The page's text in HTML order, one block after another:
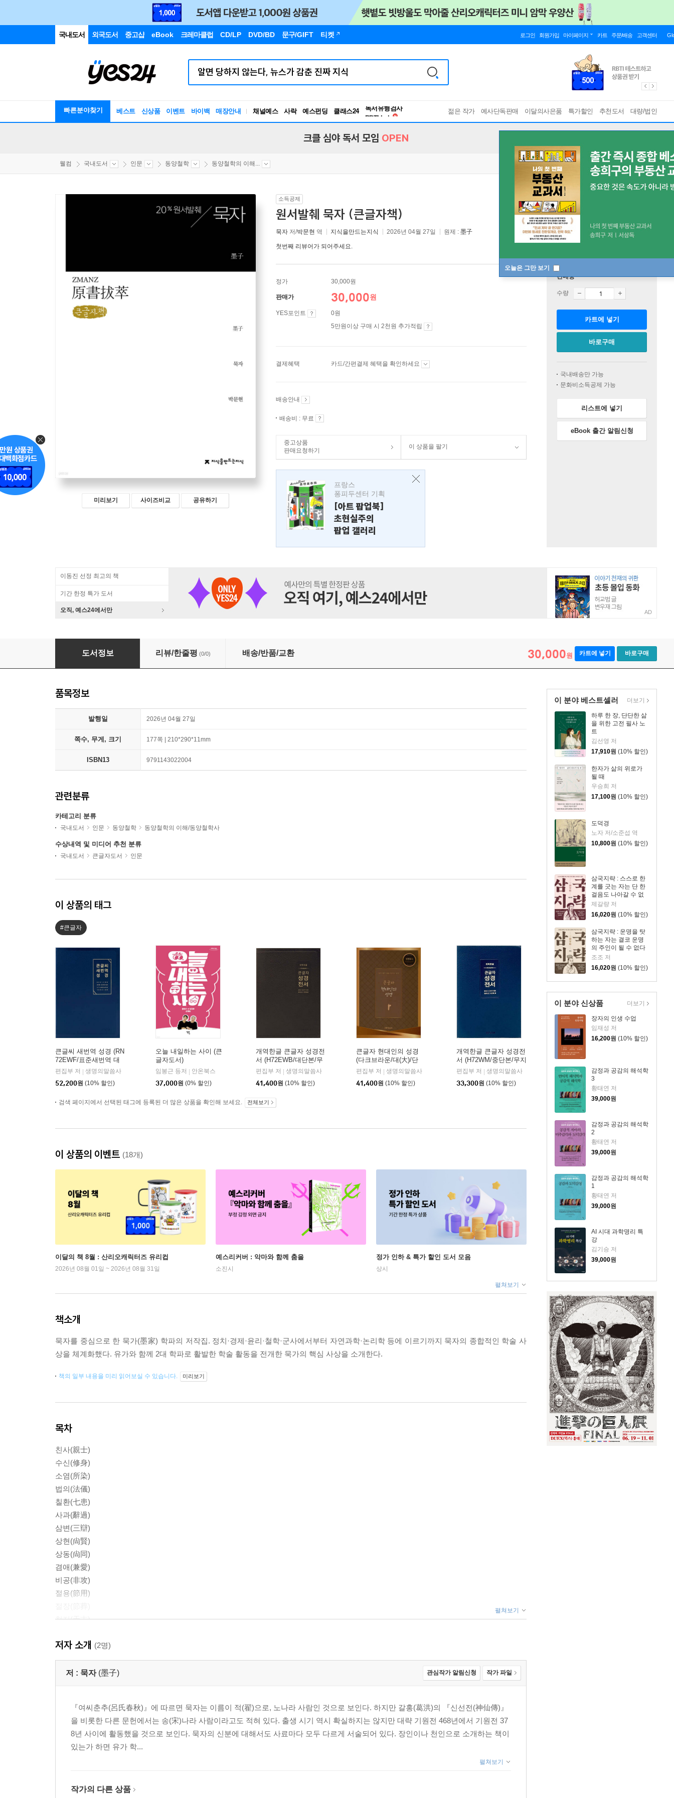
국내도서 외국도서 중고샵 eBook 크레마클럽 CD/LP DVD/BD 문구/GIFT 티켓 로그인 회원가입 마이페이지 카트 주문/배송 고객센터
빠른분야찾기 베스트 신상품 이벤트 바이백 매장안내 채널예스 사락 예스펀딩 클래스24
RBTI Lab
독서유형검사
젊은 작가 예사단독판매 이달의사은품 특가할인 추천도서 대량/법인
오늘은 그만 보기
크클 심야 독서 모임 OPEN
웰컴 국내도서 인문 동양철학 동양철학의 이해...
미리보기 사이즈비교 공유하기
소득공제
원서발췌 묵자 (큰글자책)
묵자 저/박문현 역 지식을만드는지식 2026년 04월 27일 원제 : 墨子
첫번째 리뷰어가 되어주세요.
정가 30,000원
판매가 30,000원
YES포인트
0원
5만원이상 구매 시 2천원 추가적립
결제혜택 카드/간편결제 혜택을 확인하세요
배송안내
배송비 : 무료
중고상품
판매요청하기
이 상품을 팔기
프랑스
퐁피두센터 기획
[아트 팝업북]
초현실주의
팝업 갤러리
판매중
수량
카트에 넣기
바로구매
국내배송만 가능
문화비소득공제 가능
리스트에 넣기
eBook 출간 알림신청
이동진 선정 최고의 책
기간 한정 특가 도서
오직, 예스24에서만 AD
원서발췌 묵자 (큰글자책)
도서정보 리뷰/한줄평 (0/0) 배송/반품/교환 30,000원 카트에 넣기 바로구매
이 분야 베스트셀러
하루 한 장, 단단한 삶
을 위한 고전 필사 노
트
김선영 저
17,910원 (10% 할인)
한자가 삶의 위로가
될 때
우승희 저
17,100원 (10% 할인)
도덕경
노자 저/소준섭 역
10,800원 (10% 할인)
삼국지략 : 스스로 한
계를 긋는 자는 단 한
걸음도 나아갈 수 없
다
제갈량 저
16,020원 (10% 할인)
삼국지략 : 운명을 탓
하는 자는 결코 운명
의 주인이 될 수 없다
조조 저
16,020원 (10% 할인)
더보기
이 분야 신상품
장자의 인생 수업
임재성 저
16,200원 (10% 할인)
감정과 공감의 해석학
3
황태연 저
39,000원
감정과 공감의 해석학
2
황태연 저
39,000원
감정과 공감의 해석학
1
황태연 저
39,000원
AI 시대 과학명리 특
강
김기승 저
39,000원
더보기
품목정보
발행일 2026년 04월 27일
쪽수, 무게, 크기 177쪽 | 210*290*11mm
ISBN13 9791143022004
관련분류
카테고리 분류
국내도서 인문 동양철학 동양철학의 이해/동양철학사
수상내역 및 미디어 추천 분류
국내도서 큰글자도서 인문
이 상품의 태그
#큰글자
큰글씨 새번역 성경 (RN
72EWF/표준새번역 대
단본/무지퍼/PU/반달 색
인/주석 없음/뉴다크네
이비)
편집부 저
생명의말씀사
52,200원 (10% 할인)
오늘 내일하는 사이 (큰
글자도서)
임봉근 등저
안온북스
37,000원 (0% 할인)
개역한글 큰글자 성경전
서 (H72EWB/대단본/무
지퍼/PU/반달 색인/해설
없음/각주 없음/다크브
라운)
편집부 저
생명의말씀사
41,400원 (10% 할인)
큰글자 현대인의 성경
(다크브라운/대(大)/단
본/색인/천연우피)
편집부 저
생명의말씀사
41,400원 (10% 할인)
개역한글 큰글자 성경전
서 (H72WM/중단본/무지
퍼/PU/반달 색인/해설
없음/각주 없음/다크네
이비)
편집부 저
생명의말씀사
33,300원 (10% 할인)
검색 페이지에서 선택된 태그에 등록된 더 많은 상품을 확인해 보세요. 전체보기
이 상품의 이벤트 (18개)
이달의 책 8월 : 산리오캐릭터즈 유리컵
2026년 08월 01일 ~ 2026년 08월 31일
예스리커버 : 악마와 함께 춤을
소진시
정가 인하 & 특가 할인 도서 모음
상시
펼쳐보기
책소개
묵자를 중심으로 한 묵가(墨家) 학파의 저작집. 정치·경제·윤리·철학·군사에서부터 자연과학·논리학 등에 이르기까지 묵자의 종합적인 학술 사
상을 체계화했다. 유가와 함께 2대 학파로 활발한 학술 활동을 전개한 묵가의 핵심 사상을 소개한다.
책의 일부 내용을 미리 읽어보실 수 있습니다. 미리보기
목차
친사(親士)
수신(修身)
소염(所染)
법의(法儀)
칠환(七患)
사과(辭過)
삼변(三辯)
상현(尙賢)
상동(尙同)
겸애(兼愛)
비공(非攻)
절용(節用)
천지(天志)
비악(非樂)
비명(非命)
비유(非儒)
공맹(公孟)
노문(魯問)
공수(公輸)
옮긴이에 대해
펼쳐보기
저자 소개 (2명)
저 : 묵자 (墨子) 관심작가 알림신청 작가 파일
『여씨춘추(呂氏春秋)』에 따르면 묵자는 이름이 적(翟)으로, 노나라 사람인 것으로 보인다. 하지만 갈홍(葛洪)의 『신선전(神仙傳)』
을 비롯한 다른 문헌에서는 송(宋)나라 사람이라고도 적혀 있다. 출생 시기 역시 확실하지는 않지만 대략 기원전 468년에서 기원전 37
8년 사이에 활동했을 것으로 보인다. 묵자의 신분에 대해서도 사료마다 모두 다르게 서술되어 있다. 장인이나 천인으로 소개하는 책이
있는가 하면 유가 학...
펼쳐보기
작가의 다른 상품